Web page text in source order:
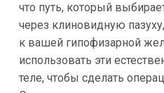
что путь, который
через клиновидную
к вашей гипофизарной
использовать эти
теле, чтобы сделать